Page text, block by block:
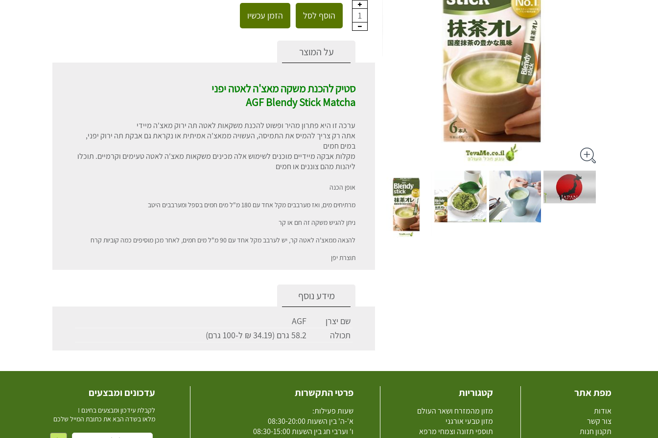
1 הוסף לסל הזמן עכשיו
על המוצר
סטיק להכנת משקה מאצ'ה לאטה יפני
AGF Blendy Stick Matcha
ערכה זו היא פתרון מהיר ופשוט להכנת משקאות לאטה תה ירוק מאצ'ה מיידי
אתה רק צריך להמיס את התמיסה, העשויה ממאצ'ה אמיתית או נקראת גם אבקת תה ירוק יפני,
במים חמים
מקלות אבקה מיידיים מוכנים לשימוש אלה מכינים משקאות מאצ'ה לאטה טעימים וקרמיים. תוכלו
ליהנות מהם צוננים או חמים
אופן הכנה
מרתיחים מים, ואז מערבבים מקל אחד עם 180 מ"ל מים חמים בספל ומערבבים היטב
ניתן להגיש משקה זה חם או קר
להנאה ממאצ'ה לאטה קר, יש לערבב מקל אחד עם 90 מ"ל מים חמים, לאחר מכן מוסיפים כמה קוביות קרח
תוצרת יפן
מידע נוסף
שם יצרן
AGF
תכולה
58.2 גרם (34.19 ₪ ל-100 גרם)
מפת אתר
אודות
צור קשר
תקנון חנות
קטגוריות
מזון מהמזרח ושאר העולם
מזון טבעי אורגני
תוספי תזונה וצמחי מרפא
פרטי התקשרות
שעות פעילות:
א'-ה' בין השעות 08:30-20:00
ו' וערבי חג בין השעות 08:30-15:00
עדכונים ומבצעים
לקבלת עידכון ומבצעים בחינם !
מלאו בשדה הבא את כתובת המייל שלכם